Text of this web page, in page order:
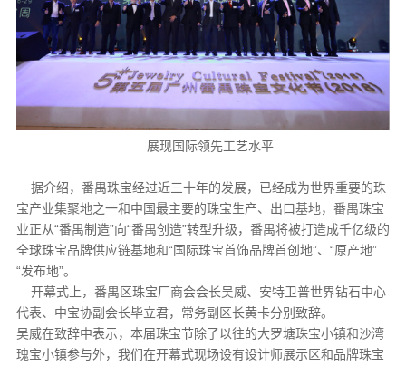
展现国际领先工艺水平
据介绍，番禺珠宝经过近三十年的发展，已经成为世界重要的珠
宝产业集聚地之一和中国最主要的珠宝生产、出口基地，番禺珠宝
业正从“番禺制造”向“番禺创造”转型升级，番禺将被打造成千亿级的
全球珠宝品牌供应链基地和“国际珠宝首饰品牌首创地”、“原产地”
“发布地”。
开幕式上，番禺区珠宝厂商会会长吴威、安特卫普世界钻石中心
代表、中宝协副会长毕立君，常务副区长黄卡分别致辞。
吴威在致辞中表示，本届珠宝节除了以往的大罗塘珠宝小镇和沙湾
瑰宝小镇参与外，我们在开幕式现场设有设计师展示区和品牌珠宝